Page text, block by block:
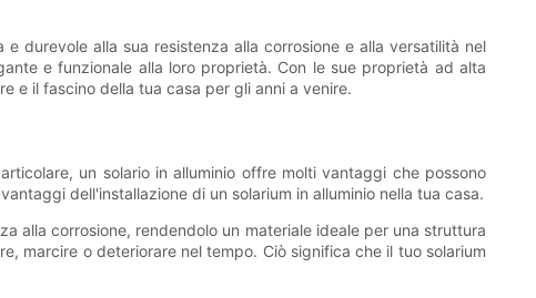
durevole alla sua resistenza alla corrosione e alla versatilità nel
e funzionale alla loro proprietà. Con le sue proprietà ad alta
e il fascino della tua casa per gli anni a venire.
un solario in alluminio offre molti vantaggi che possono
dell'installazione di un solarium in alluminio nella tua casa.
alla corrosione, rendendolo un materiale ideale per una struttura
marcire o deteriorare nel tempo. Ciò significa che il tuo solarium